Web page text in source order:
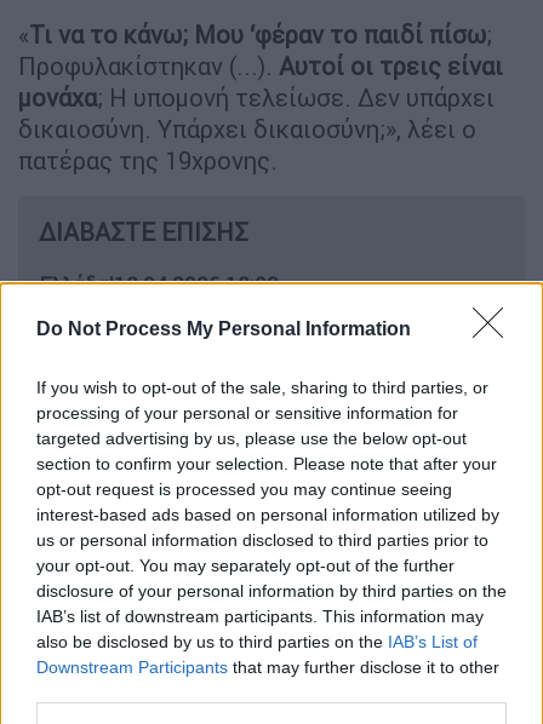
Do Not Process My Personal Information
If you wish to opt-out of the sale, sharing to third parties, or
processing of your personal or sensitive information for
targeted advertising by us, please use the below opt-out
section to confirm your selection. Please note that after your
opt-out request is processed you may continue seeing
interest-based ads based on personal information utilized by
us or personal information disclosed to third parties prior to
your opt-out. You may separately opt-out of the further
disclosure of your personal information by third parties on the
IAB’s list of downstream participants. This information may
also be disclosed by us to third parties on the IAB’s List of
Downstream Participants that may further disclose it to other
«Τι να το κάνω; Μου ‘φέραν το παιδί πίσω;
Προφυλακίστηκαν (...). Αυτοί οι τρεις είναι
μονάχα; Η υπομονή τελείωσε. Δεν υπάρχει
δικαιοσύνη. Υπάρχει δικαιοσύνη;», λέει ο
πατέρας της 19χρονης.
ΔΙΑΒΑΣΤΕ ΕΠΙΣΗΣ
Ελλάδα|18.04.2026 18:03
Κεφαλονιά: ΕΔΕ για τις καταγγελίες
για τη διαχείριση του περιστατικού
της 19χρονης Μυρτώς
Παράλληλα, εκφράζει τονφόβοτου για την
πορεία της υπόθεσης:
«Σε πέντε λεπτά έπρεπε να βγει η απόφαση.
Δεν είμαι καθόλου ευχαριστημένος και
ανησυχώ για την πορεία της υπόθεσης. Δεν
είναι μόνο αυτοί. Αν το κουβάρι το αρχίσουν
από την αρχή, θα φτάσει μέχρι την